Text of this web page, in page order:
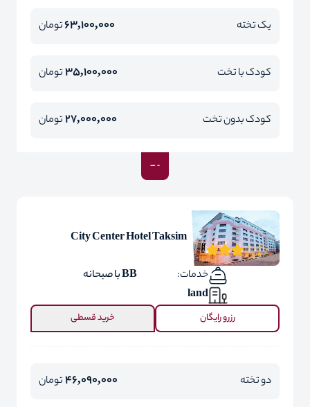
یک تخته 63,100,000تومان
کودک با تخت 35,100,000تومان
کودک بدون تخت 27,000,000تومان
City Center Hotel Taksim
خدمات:
BB با صبحانه
land
رزرو رایگان خرید قسطی
دو تخته 46,090,000تومان